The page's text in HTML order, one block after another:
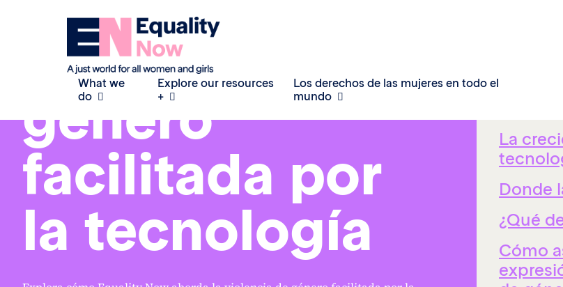
What we
do
Explore our resources
+
Los derechos de las mujeres en todo el
mundo
Violencia de
género
facilitada por
la tecnología
La
Donde
¿Qué
Cómo